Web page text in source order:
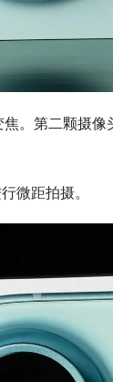
。第二颗摄
微距拍摄。